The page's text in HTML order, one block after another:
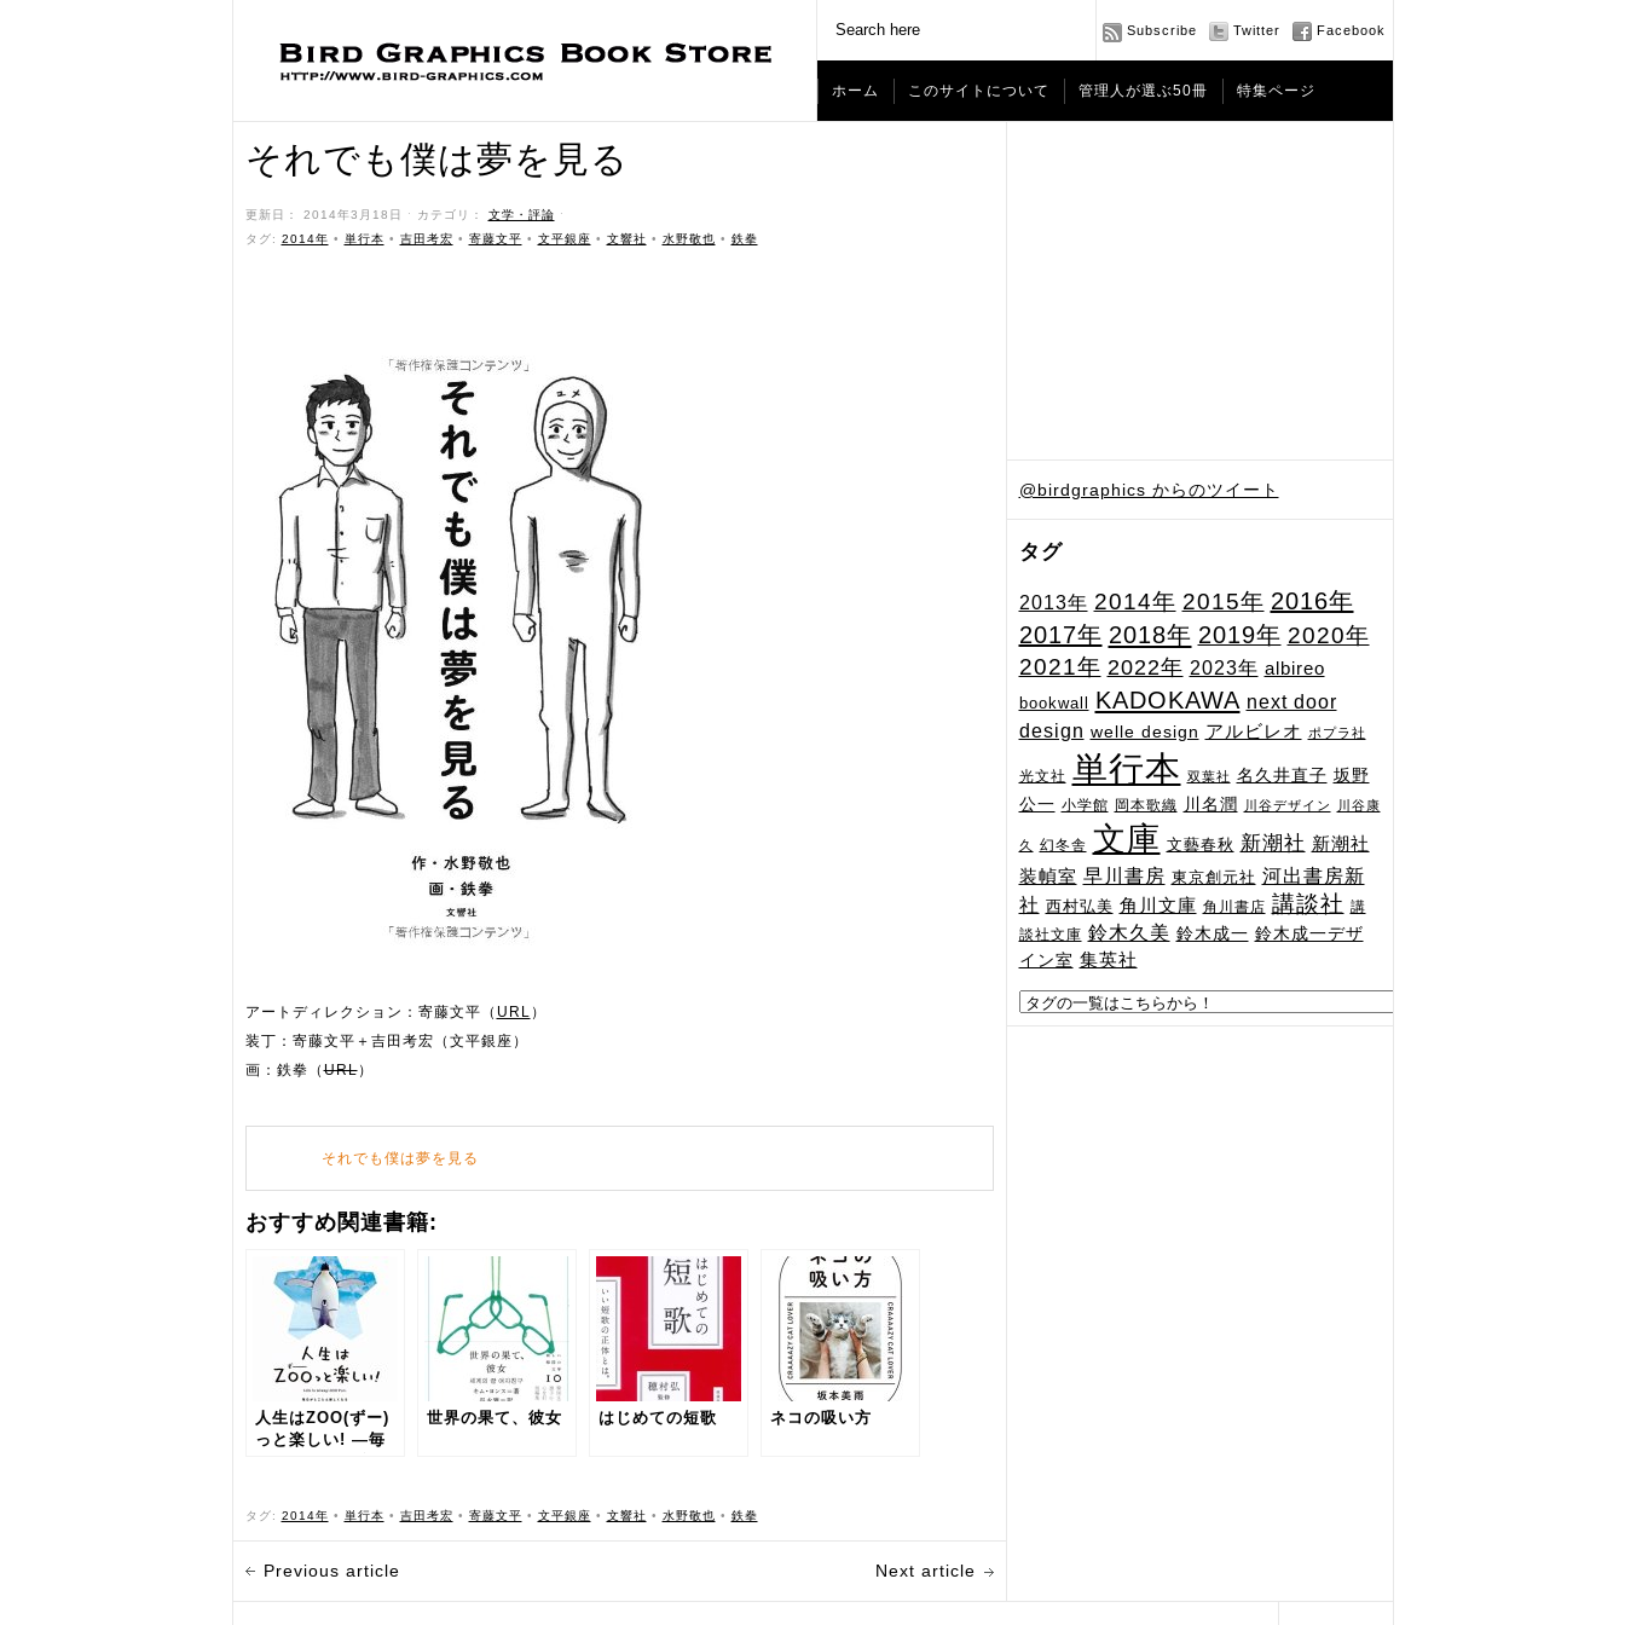
Subscribe Twitter Facebook
ホーム このサイトについて 管理人が選ぶ50冊 特集ページ
@birdgraphics からのツイート
タグ
2013年 2014年 2015年 2016年
2017年 2018年 2019年 2020年
2021年 2022年 2023年 albireo
bookwall KADOKAWA next door
design welle design アルビレオ ポプラ社
光文社 単行本 双葉社 名久井直子 坂野
公一 小学館 岡本歌織 川名潤 川谷デザイン 川谷康
久 幻冬舎 文庫 文藝春秋 新潮社 新潮社
装幀室 早川書房 東京創元社 河出書房新
社 西村弘美 角川文庫 角川書店 講談社 講
談社文庫 鈴木久美 鈴木成一 鈴木成一デザ
イン室 集英社
それでも僕は夢を見る
更新日： 2014年3月18日 ˑ カテゴリ： 文学・評論 ˑ
タグ: 2014年 • 単行本 • 吉田考宏 • 寄藤文平 • 文平銀座 • 文響社 • 水野敬也 • 鉄拳
アートディレクション：寄藤文平（ URL ）
装丁：寄藤文平＋吉田考宏（文平銀座）
画：鉄拳（URL）
それでも僕は夢を見る
おすすめ関連書籍:
人生はZOO(ずー)
っと楽しい! ―毎
世界の果て、彼女 はじめての短歌 ネコの吸い方
タグ: 2014年 • 単行本 • 吉田考宏 • 寄藤文平 • 文平銀座 • 文響社 • 水野敬也 • 鉄拳
Previous article Next article